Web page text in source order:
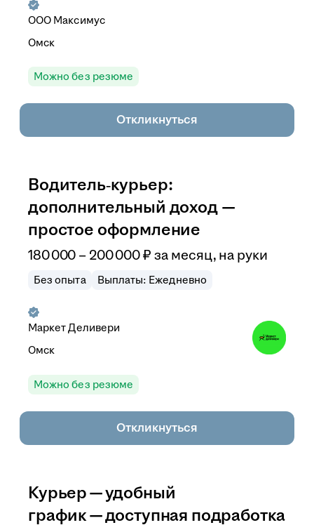
ООО Максимус
Омск
Можно без резюме
Откликнуться
Водитель‑курьер:
дополнительный доход —
простое оформление
180 000 – 200 000₽ за месяц, на руки
Без опыта Выплаты: Ежедневно
Маркет Деливери
Омск
Можно без резюме
Откликнуться
Курьер — удобный
график — доступная подработка